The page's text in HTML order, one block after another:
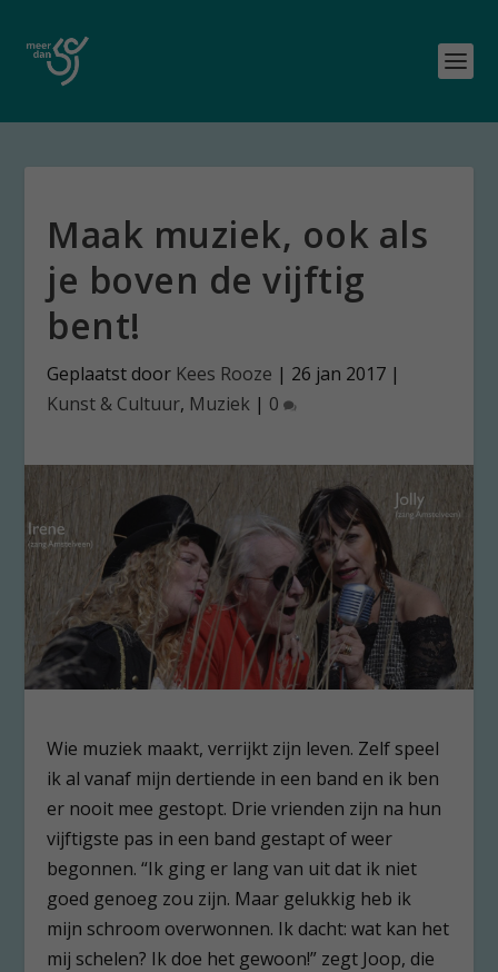
Maak muziek, ook als
je boven de vijftig
bent!
Geplaatst door Kees Rooze | 26 jan 2017 |
Kunst & Cultuur, Muziek | 0
Wie muziek maakt, verrijkt zijn leven. Zelf speel
ik al vanaf mijn dertiende in een band en ik ben
er nooit mee gestopt. Drie vrienden zijn na hun
vijftigste pas in een band gestapt of weer
begonnen. “Ik ging er lang van uit dat ik niet
goed genoeg zou zijn. Maar gelukkig heb ik
mijn schroom overwonnen. Ik dacht: wat kan het
mij schelen? Ik doe het gewoon!” zegt Joop, die